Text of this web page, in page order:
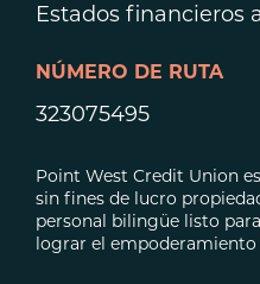
Estados financieros
NÚMERO DE RUTA
323075495
Point West Credit Union
sin fines de lucro
personal bilingüe listo
lograr el